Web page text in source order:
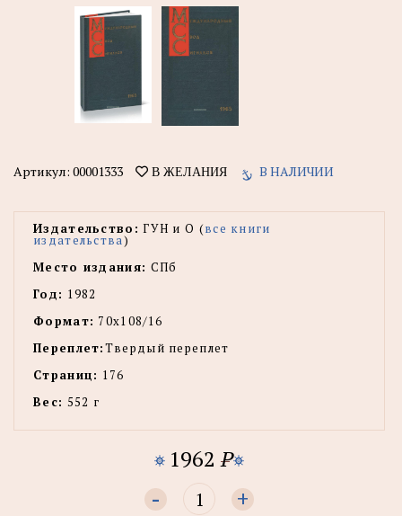
Артикул: 00001333 В ЖЕЛАНИЯ В НАЛИЧИИ
Издательство: ГУН и О (все книги
издательства)
Место издания: СПб
Год: 1982
Формат: 70х108/16
Переплет:Твердый переплет
Страниц: 176
Вес: 552 г
1962 P
- +